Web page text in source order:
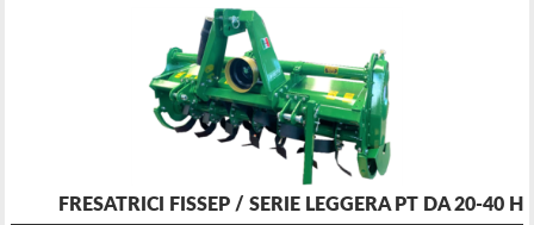
FRESATRICI FISSEP / SERIE LEGGERA PT DA 20-40 H